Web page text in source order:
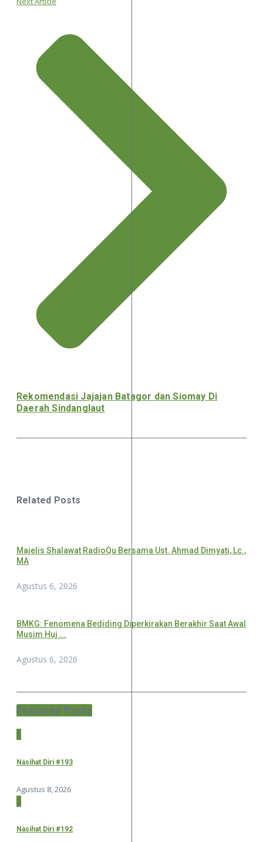
Rekomendasi Jajajan Batagor dan Siomay Di
Daerah Sindanglaut
Related Posts
Majelis Shalawat RadioQu Bersama Ust. Ahmad Dimyati, Lc.,
MA
Agustus 6, 2026
BMKG: Fenomena Bediding Diperkirakan Berakhir Saat Awal
Musim Huj ...
Agustus 6, 2026
Featured Posts
1
Nasihat Diri #193
Agustus 8, 2026
2
Nasihat Diri #192